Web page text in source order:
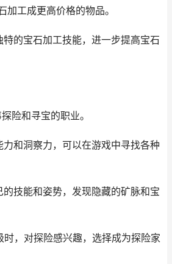
加工成更高价格的物品。
的宝石加工技能，进一步提高宝石
险和寻宝的职业。
和洞察力，可以在游戏中寻找各种
技能和姿势，发现隐藏的矿脉和宝
时，对探险感兴趣，选择成为探险家